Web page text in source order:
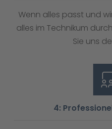
Wenn alles passt und
alles im Technikum
Sie uns
4: